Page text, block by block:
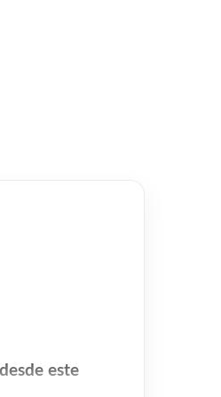
este